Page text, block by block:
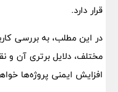
قرار دارد.
در این مطلب، به بررسی
مختلف، دلایل برتری آن و
افزایش ایمنی پروژه‌ها